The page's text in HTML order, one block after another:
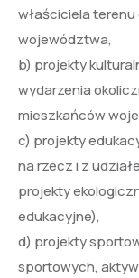
właściciela
województwa,
b) projekty
wydarzenia
mieszkańców
c) projekty
na rzecz i z
projekty
edukacyjne),
d) projekty
sportowych,